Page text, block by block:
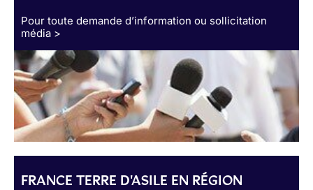
Pour toute demande d’information ou sollicitation
média >
FRANCE TERRE D'ASILE EN RÉGION